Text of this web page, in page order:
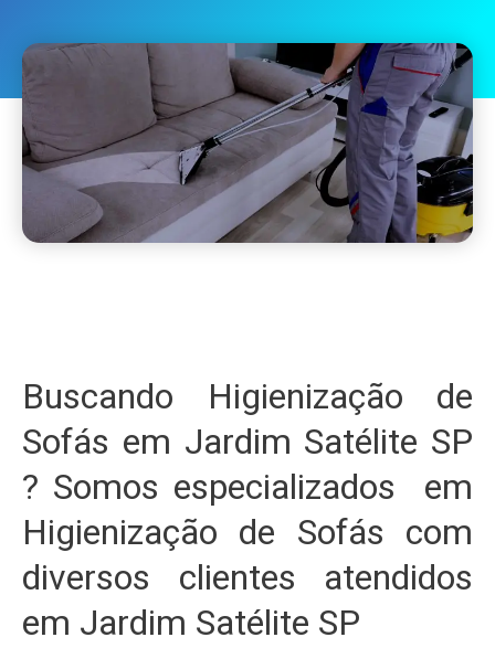
Buscando Higienização de
Sofás em Jardim Satélite SP
? Somos especializados em
Higienização de Sofás com
diversos clientes atendidos
em Jardim Satélite SP